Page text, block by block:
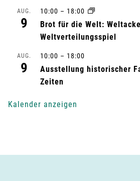
-
AUG.
9
10:00 – 18:00
Brot für die Welt:
Weltverteilungsspiel
AUG.
9
10:00 – 18:00
Ausstellung historischer
Zeiten
Kalender anzeigen